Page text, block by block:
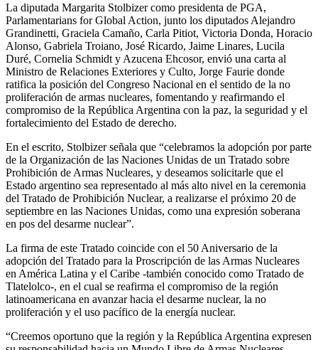
La diputada Margarita Stolbizer como presidenta de PGA,
Parlamentarians for Global Action, junto los diputados Alejandro
Grandinetti, Graciela Camaño, Carla Pitiot, Victoria Donda, Horacio
Alonso, Gabriela Troiano, José Ricardo, Jaime Linares, Lucila
Duré, Cornelia Schmidt y Azucena Ehcosor, envió una carta al
Ministro de Relaciones Exteriores y Culto, Jorge Faurie donde
ratifica la posición del Congreso Nacional en el sentido de la no
proliferación de armas nucleares, fomentando y reafirmando el
compromiso de la República Argentina con la paz, la seguridad y el
fortalecimiento del Estado de derecho.
En el escrito, Stolbizer señala que “celebramos la adopción por parte
de la Organización de las Naciones Unidas de un Tratado sobre
Prohibición de Armas Nucleares, y deseamos solicitarle que el
Estado argentino sea representado al más alto nivel en la ceremonia
del Tratado de Prohibición Nuclear, a realizarse el próximo 20 de
septiembre en las Naciones Unidas, como una expresión soberana
en pos del desarme nuclear”.
La firma de este Tratado coincide con el 50 Aniversario de la
adopción del Tratado para la Proscripción de las Armas Nucleares
en América Latina y el Caribe -también conocido como Tratado de
Tlatelolco-, en el cual se reafirma el compromiso de la región
latinoamericana en avanzar hacia el desarme nuclear, la no
proliferación y el uso pacífico de la energía nuclear.
“Creemos oportuno que la región y la República Argentina expresen